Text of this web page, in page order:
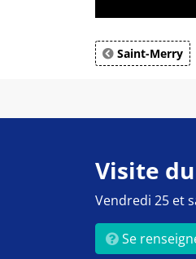
Saint-Merry
Visite
Vendredi 25 et
Se